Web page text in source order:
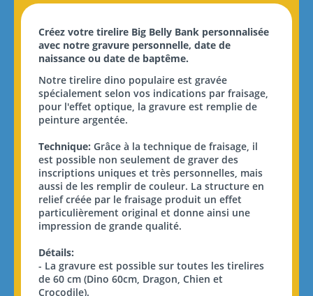
Créez votre tirelire Big Belly Bank personnalisée
avec notre gravure personnelle, date de
naissance ou date de baptême.
Notre tirelire dino populaire est gravée
spécialement selon vos indications par fraisage,
pour l'effet optique, la gravure est remplie de
peinture argentée.
Technique: Grâce à la technique de fraisage, il
est possible non seulement de graver des
inscriptions uniques et très personnelles, mais
aussi de les remplir de couleur. La structure en
relief créée par le fraisage produit un effet
particulièrement original et donne ainsi une
impression de grande qualité.
Détails:
- La gravure est possible sur toutes les tirelires
de 60 cm (Dino 60cm, Dragon, Chien et
Crocodile).